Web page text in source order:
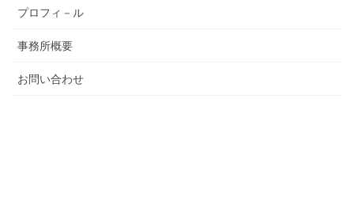
プロフィ－ル
事務所概要
お問い合わせ